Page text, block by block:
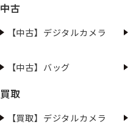
中古
【中古】デジタルカメラ
【中古】バッグ
買取
【買取】デジタルカメラ